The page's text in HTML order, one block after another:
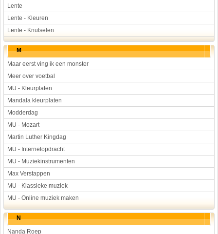
Lente
Lente - Kleuren
Lente - Knutselen
M
Maar eerst ving ik een monster
Meer over voetbal
MU - Kleurplaten
Mandala kleurplaten
Modderdag
MU - Mozart
Martin Luther Kingdag
MU - Internetopdracht
MU - Muziekinstrumenten
Max Verstappen
MU - Klassieke muziek
MU - Online muziek maken
N
Nanda Roep